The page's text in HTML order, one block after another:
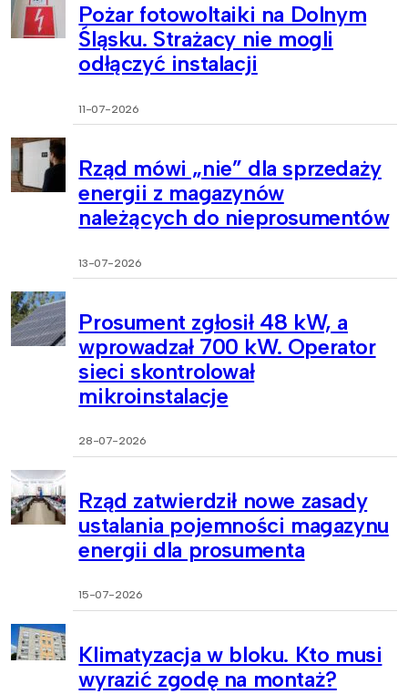
Pożar fotowoltaiki na Dolnym
Śląsku. Strażacy nie mogli
odłączyć instalacji
11-07-2026
Rząd mówi „nie” dla sprzedaży
energii z magazynów
należących do nieprosumentów
13-07-2026
Prosument zgłosił 48 kW, a
wprowadzał 700 kW. Operator
sieci skontrolował
mikroinstalacje
28-07-2026
Rząd zatwierdził nowe zasady
ustalania pojemności magazynu
energii dla prosumenta
15-07-2026
Klimatyzacja w bloku. Kto musi
wyrazić zgodę na montaż?